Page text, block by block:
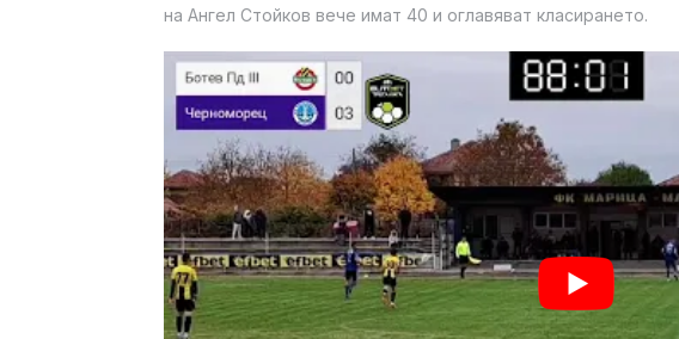
на Ангел Стойков вече имат 40 и оглавяват класирането.